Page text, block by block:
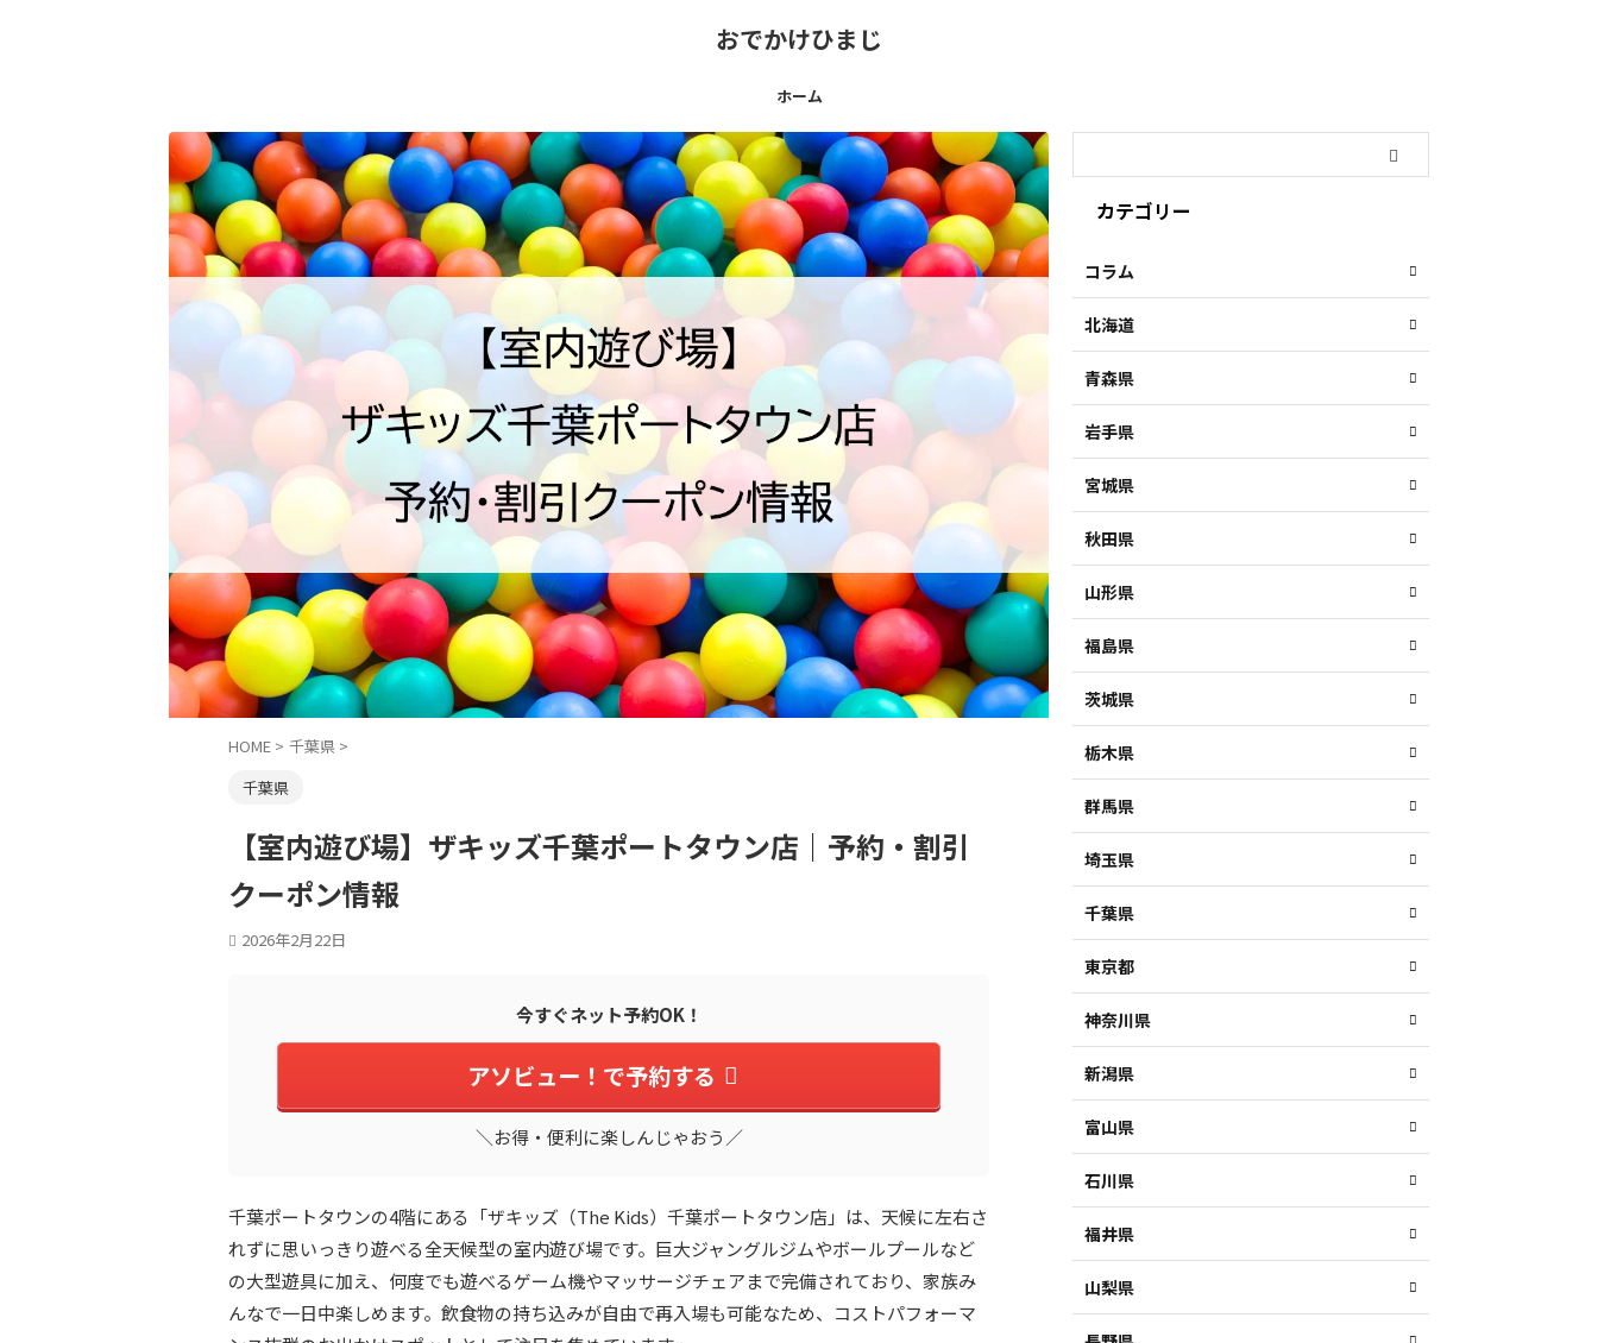
おでかけひまじ
ホーム
HOME > 千葉県 >
千葉県
【室内遊び場】ザキッズ千葉ポートタウン店｜予約・割引
クーポン情報
2026年2月22日
今すぐネット予約OK！
アソビュー！で予約する
＼お得・便利に楽しんじゃおう／
千葉ポートタウンの4階にある「ザキッズ（The Kids）千葉ポートタウン店」は、天候に左右さ
れずに思いっきり遊べる全天候型の室内遊び場です。巨大ジャングルジムやボールプールなど
の大型遊具に加え、何度でも遊べるゲーム機やマッサージチェアまで完備されており、家族み
んなで一日中楽しめます。飲食物の持ち込みが自由で再入場も可能なため、コストパフォーマ
カテゴリー
コラム
北海道
青森県
岩手県
宮城県
秋田県
山形県
福島県
茨城県
栃木県
群馬県
埼玉県
千葉県
東京都
神奈川県
新潟県
富山県
石川県
福井県
山梨県